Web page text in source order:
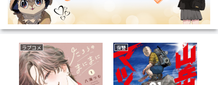
ラブコメ 復讐